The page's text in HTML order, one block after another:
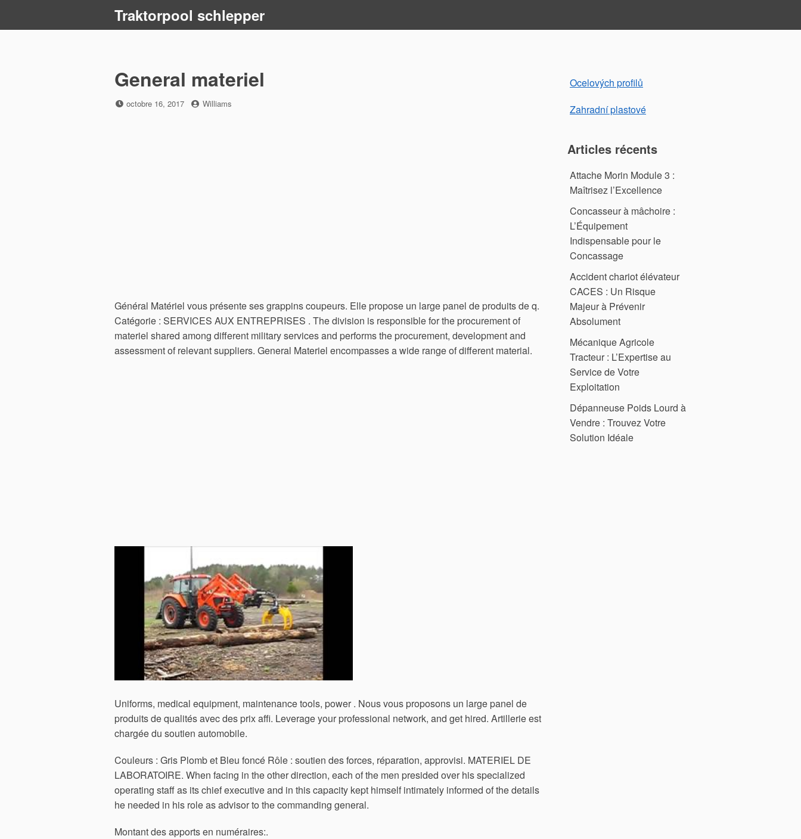
Traktorpool schlepper
General materiel
Posted
octobre 16, 2017 by
Williams
Général Matériel vous présente ses grappins coupeurs. Elle propose un large panel de produits de q.
Catégorie : SERVICES AUX ENTREPRISES . The division is responsible for the procurement of
materiel shared among different military services and performs the procurement, development and
assessment of relevant suppliers. General Materiel encompasses a wide range of different material.
Uniforms, medical equipment, maintenance tools, power . Nous vous proposons un large panel de
produits de qualités avec des prix affi. Leverage your professional network, and get hired. Artillerie est
chargée du soutien automobile.
Couleurs ‎: ‎Gris Plomb et Bleu foncé Rôle ‎: ‎soutien des forces, réparation, approvisi. MATERIEL DE
LABORATOIRE. When facing in the other direction, each of the men presided over his specialized
operating staff as its chief executive and in this capacity kept himself intimately informed of the details
he needed in his role as advisor to the commanding general.
Montant des apports en numéraires:.
Ocelových profilů
Zahradní plastové
Articles récents
Attache Morin Module 3 :
Maîtrisez l’Excellence
Concasseur à mâchoire :
L’Équipement
Indispensable pour le
Concassage
Accident chariot élévateur
CACES : Un Risque
Majeur à Prévenir
Absolument
Mécanique Agricole
Tracteur : L’Expertise au
Service de Votre
Exploitation
Dépanneuse Poids Lourd à
Vendre : Trouvez Votre
Solution Idéale